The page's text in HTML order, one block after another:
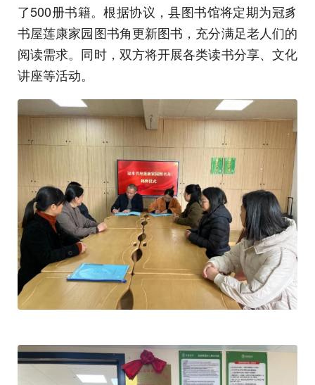
了500册书籍。根据协议，县图书馆将定期为冠豸
书屋莲康家园图书角更新图书，充分满足老人们的
阅读需求。同时，双方将开展各类读书分享、文化
讲座等活动。